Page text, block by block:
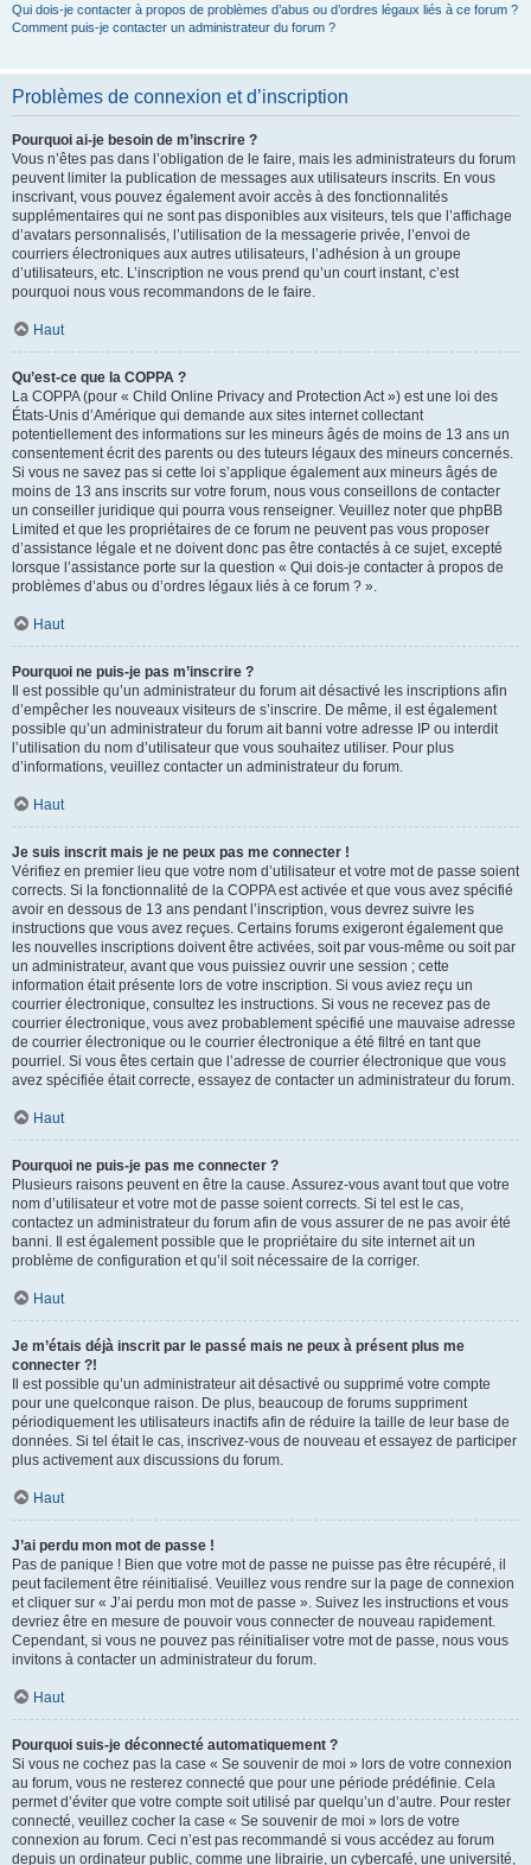
Qui dois-je contacter à propos de problèmes d’abus ou d’ordres légaux liés à ce forum ?
Comment puis-je contacter un administrateur du forum ?
Problèmes de connexion et d’inscription
Pourquoi ai-je besoin de m’inscrire ?
Vous n’êtes pas dans l’obligation de le faire, mais les administrateurs du forum
peuvent limiter la publication de messages aux utilisateurs inscrits. En vous
inscrivant, vous pouvez également avoir accès à des fonctionnalités
supplémentaires qui ne sont pas disponibles aux visiteurs, tels que l’affichage
d’avatars personnalisés, l’utilisation de la messagerie privée, l’envoi de
courriers électroniques aux autres utilisateurs, l’adhésion à un groupe
d’utilisateurs, etc. L’inscription ne vous prend qu’un court instant, c’est
pourquoi nous vous recommandons de le faire.
Haut
Qu’est-ce que la COPPA ?
La COPPA (pour « Child Online Privacy and Protection Act ») est une loi des
États-Unis d’Amérique qui demande aux sites internet collectant
potentiellement des informations sur les mineurs âgés de moins de 13 ans un
consentement écrit des parents ou des tuteurs légaux des mineurs concernés.
Si vous ne savez pas si cette loi s’applique également aux mineurs âgés de
moins de 13 ans inscrits sur votre forum, nous vous conseillons de contacter
un conseiller juridique qui pourra vous renseigner. Veuillez noter que phpBB
Limited et que les propriétaires de ce forum ne peuvent pas vous proposer
d’assistance légale et ne doivent donc pas être contactés à ce sujet, excepté
lorsque l’assistance porte sur la question « Qui dois-je contacter à propos de
problèmes d’abus ou d’ordres légaux liés à ce forum ? ».
Haut
Pourquoi ne puis-je pas m’inscrire ?
Il est possible qu’un administrateur du forum ait désactivé les inscriptions afin
d’empêcher les nouveaux visiteurs de s’inscrire. De même, il est également
possible qu’un administrateur du forum ait banni votre adresse IP ou interdit
l’utilisation du nom d’utilisateur que vous souhaitez utiliser. Pour plus
d’informations, veuillez contacter un administrateur du forum.
Haut
Je suis inscrit mais je ne peux pas me connecter !
Vérifiez en premier lieu que votre nom d’utilisateur et votre mot de passe soient
corrects. Si la fonctionnalité de la COPPA est activée et que vous avez spécifié
avoir en dessous de 13 ans pendant l’inscription, vous devrez suivre les
instructions que vous avez reçues. Certains forums exigeront également que
les nouvelles inscriptions doivent être activées, soit par vous-même ou soit par
un administrateur, avant que vous puissiez ouvrir une session ; cette
information était présente lors de votre inscription. Si vous aviez reçu un
courrier électronique, consultez les instructions. Si vous ne recevez pas de
courrier électronique, vous avez probablement spécifié une mauvaise adresse
de courrier électronique ou le courrier électronique a été filtré en tant que
pourriel. Si vous êtes certain que l’adresse de courrier électronique que vous
avez spécifiée était correcte, essayez de contacter un administrateur du forum.
Haut
Pourquoi ne puis-je pas me connecter ?
Plusieurs raisons peuvent en être la cause. Assurez-vous avant tout que votre
nom d’utilisateur et votre mot de passe soient corrects. Si tel est le cas,
contactez un administrateur du forum afin de vous assurer de ne pas avoir été
banni. Il est également possible que le propriétaire du site internet ait un
problème de configuration et qu’il soit nécessaire de la corriger.
Haut
Je m’étais déjà inscrit par le passé mais ne peux à présent plus me
connecter ?!
Il est possible qu’un administrateur ait désactivé ou supprimé votre compte
pour une quelconque raison. De plus, beaucoup de forums suppriment
périodiquement les utilisateurs inactifs afin de réduire la taille de leur base de
données. Si tel était le cas, inscrivez-vous de nouveau et essayez de participer
plus activement aux discussions du forum.
Haut
J’ai perdu mon mot de passe !
Pas de panique ! Bien que votre mot de passe ne puisse pas être récupéré, il
peut facilement être réinitialisé. Veuillez vous rendre sur la page de connexion
et cliquer sur « J’ai perdu mon mot de passe ». Suivez les instructions et vous
devriez être en mesure de pouvoir vous connecter de nouveau rapidement.
Cependant, si vous ne pouvez pas réinitialiser votre mot de passe, nous vous
invitons à contacter un administrateur du forum.
Haut
Pourquoi suis-je déconnecté automatiquement ?
Si vous ne cochez pas la case « Se souvenir de moi » lors de votre connexion
au forum, vous ne resterez connecté que pour une période prédéfinie. Cela
permet d’éviter que votre compte soit utilisé par quelqu’un d’autre. Pour rester
connecté, veuillez cocher la case « Se souvenir de moi » lors de votre
connexion au forum. Ceci n’est pas recommandé si vous accédez au forum
depuis un ordinateur public, comme une librairie, un cybercafé, une université,